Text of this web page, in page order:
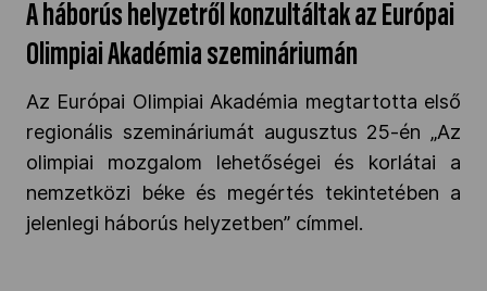
A háborús helyzetről konzultáltak az Európai
Olimpiai Akadémia szemináriumán
Az Európai Olimpiai Akadémia megtartotta első
regionális szemináriumát augusztus 25-én „Az
olimpiai mozgalom lehetőségei és korlátai a
nemzetközi béke és megértés tekintetében a
jelenlegi háborús helyzetben” címmel.